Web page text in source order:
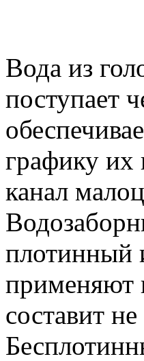
Вода из
поступает
графику их
канал
плотинный
применяют
составит